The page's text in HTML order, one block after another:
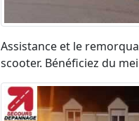
Assistance et le
scooter. Bénéficiez du